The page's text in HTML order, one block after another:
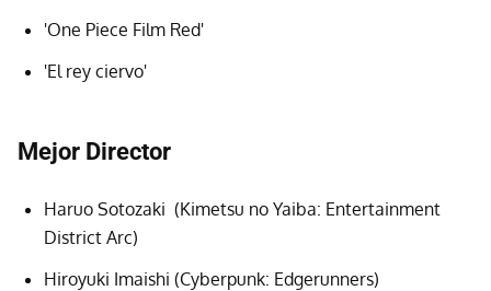
'One Piece Film Red'
'El rey ciervo'
Mejor Director
Haruo Sotozaki (Kimetsu no Yaiba: Entertainment
District Arc)
Hiroyuki Imaishi (Cyberpunk: Edgerunners)